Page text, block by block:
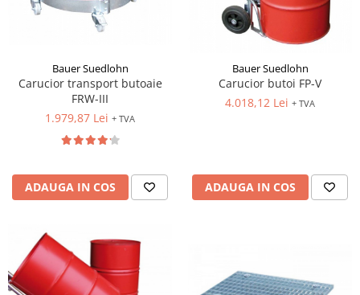
Pozitionere de sudura
Instalatii de rotire
Tip SB - cu bază rabatabilă
Nacela stivuitor
Translator stivuitor
Prelungitor lame stivuitor CAM
attachments
Atasamente profesionale CAM
Dispozitive ridicare butoaie
Bauer Suedlohn
Carucior transport butoaie
FRW-III
1.979,87 Lei + TVA
ADAUGA IN COS
Bauer Suedlohn
Carucior butoi FP-V
4.018,12 Lei + TVA
ADAUGA IN COS